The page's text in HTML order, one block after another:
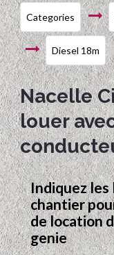
Categories
Diesel 18m
Nacelle
louer
Indiquez
chantier
de location
genie